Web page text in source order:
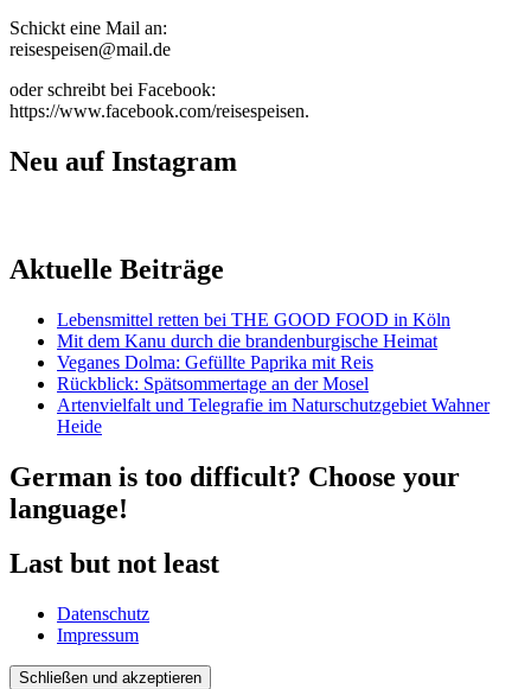
Schickt eine Mail an:
reisespeisen@mail.de
oder schreibt bei Facebook:
https://www.facebook.com/reisespeisen.
Neu auf Instagram
Aktuelle Beiträge
Lebensmittel retten bei THE GOOD FOOD in Köln
Mit dem Kanu durch die brandenburgische Heimat
Veganes Dolma: Gefüllte Paprika mit Reis
Rückblick: Spätsommertage an der Mosel
Artenvielfalt und Telegrafie im Naturschutzgebiet Wahner
Heide
German is too difficult? Choose your
language!
Last but not least
Datenschutz
Impressum